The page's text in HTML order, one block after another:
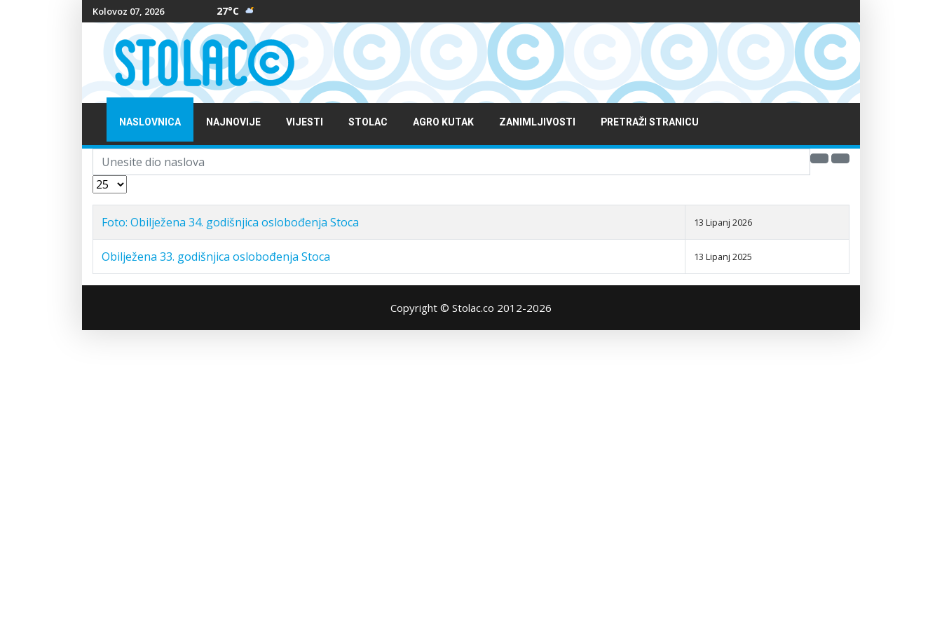
Kolovoz 07, 2026 27°C
NASLOVNICA NAJNOVIJE VIJESTI STOLAC AGRO KUTAK ZANIMLJIVOSTI PRETRAŽI STRANICU
Unesite dio naslova
Prikaz #
Foto: Obilježena 34. godišnjica oslobođenja Stoca 13 Lipanj 2026
Obilježena 33. godišnjica oslobođenja Stoca 13 Lipanj 2025
Copyright © Stolac.co 2012-2026